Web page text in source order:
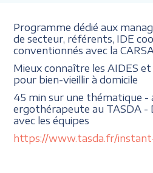
Programme dédié aux
de secteur, référents, IDE
conventionnés avec la
Mieux connaître les AIDES
pour bien-vieillir à domicile
45 min sur une thématique -
ergothérapeute au TASDA -
avec les équipes
https://www.tasda.fr/